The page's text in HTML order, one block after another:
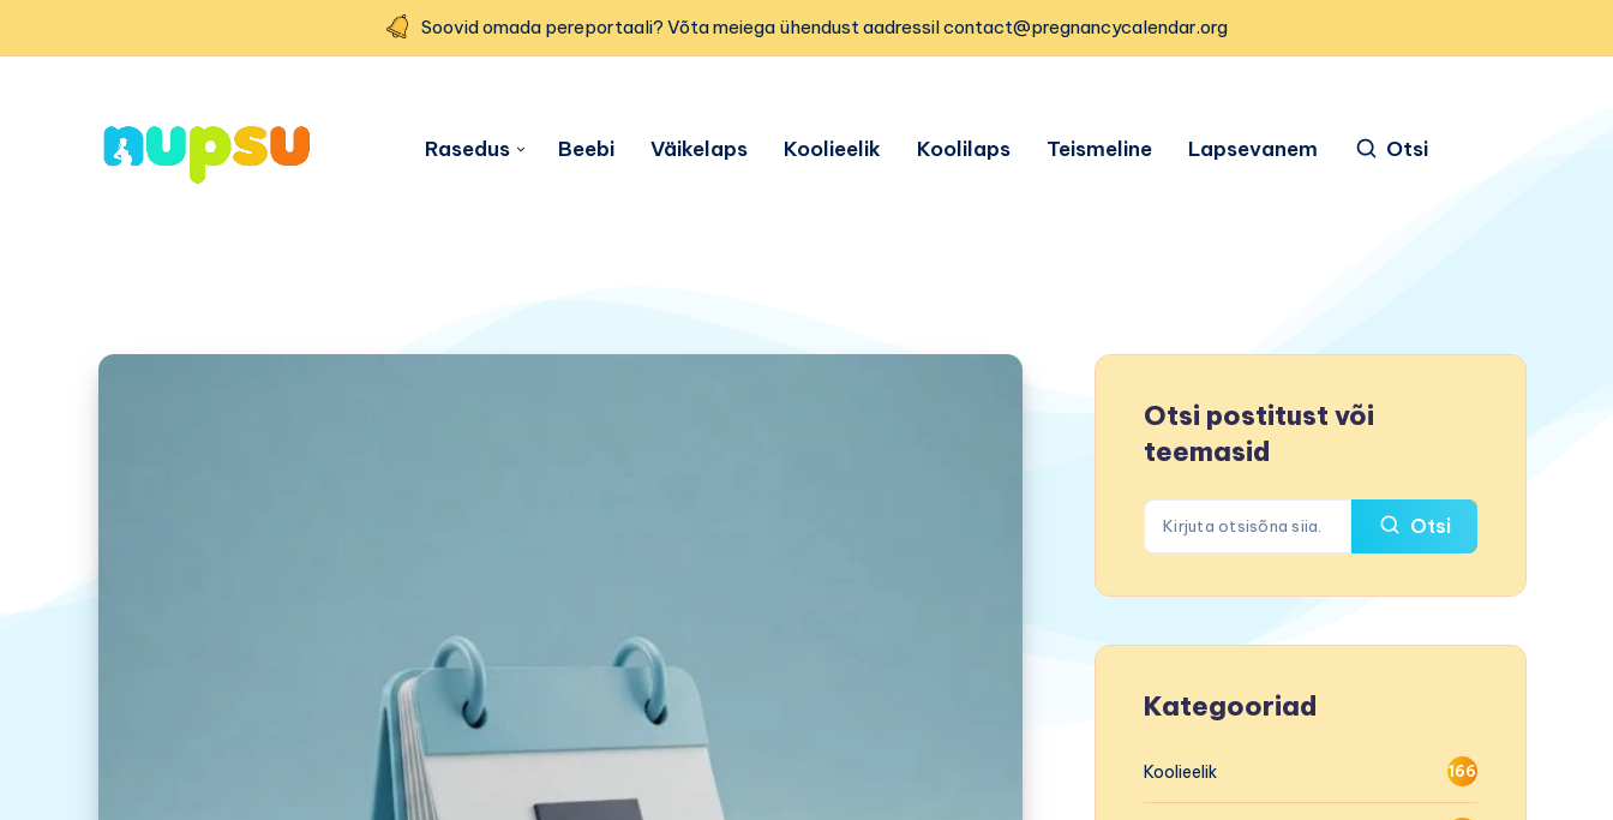
Soovid omada pereportaali? Võta meiega ühendust aadressil contact@pregnancycalendar.org
Rasedus Beebi Väikelaps Koolieelik Koolilaps Teismeline Lapsevanem Otsi
Otsi postitust või
teemasid
Otsi
Kategooriad
Koolieelik 166